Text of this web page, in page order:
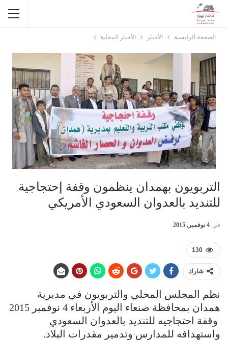
الصفحة الرئيسية الأخبار الأخبار المحلية
التربويون بهمدان ينظمون وقفة إحتجاجية
للتنديد بالعدوان السعودي الأمريكي
في 4 نوفمبر, 2015
130
شارك
نظم المجلس المحلي والتربويون في مديرية
همدان بمحافظة صنعاء اليوم الأربعاء 4 نوفمبر 2015
وقفة احتجاجيه للتنديد بالعدوان السعودي
واستهدافه للمدارس وتدمير مقدرات البلاد.